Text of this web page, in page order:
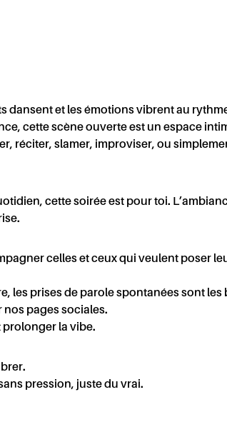
dansent et les émotions vibrent au
cette scène ouverte est un espace
réciter, slamer, improviser, ou
cette soirée est pour toi.
celles et ceux qui veulent poser
les prises de parole spontanées sont
pages sociales.
prolonger la vibe.
pression, juste du vrai.